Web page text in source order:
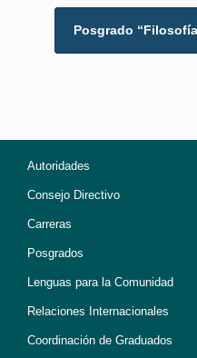
Posgrado
Autoridades
Consejo Directivo
Carreras
Posgrados
Lenguas para la Comunidad
Relaciones Internacionales
Coordinación de Graduados